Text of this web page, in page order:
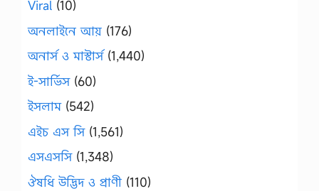
Viral (10)
অনলাইনে আয় (176)
অনার্স ও মাস্টার্স(1,440)
ই-সার্ভিস(60)
ইসলাম(542)
এইচ এস সি(1,561)
এসএসসি(1,348)
ঔষধি উদ্ভিদ ও প্রাণী (110)